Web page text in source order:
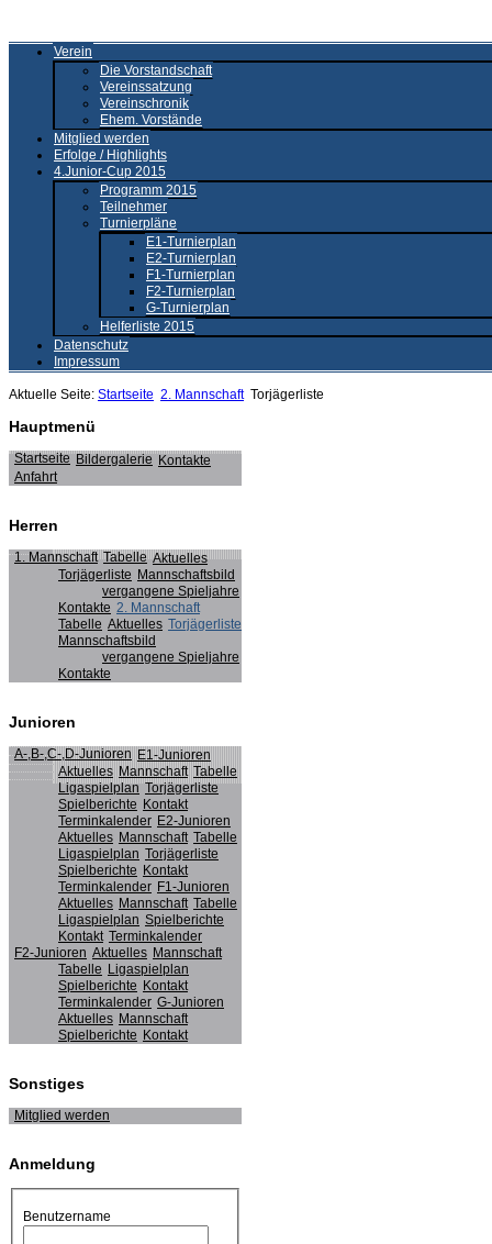
Verein
Die Vorstandschaft
Vereinssatzung
Vereinschronik
Ehem. Vorstände
Mitglied werden
Erfolge / Highlights
4.Junior-Cup 2015
Programm 2015
Teilnehmer
Turnierpläne
E1-Turnierplan
E2-Turnierplan
F1-Turnierplan
F2-Turnierplan
G-Turnierplan
Helferliste 2015
Datenschutz
Impressum
Aktuelle Seite: Startseite 2. Mannschaft Torjägerliste
Hauptmenü
Startseite Bildergalerie Kontakte
Anfahrt
Herren
1. Mannschaft Tabelle Aktuelles
Torjägerliste Mannschaftsbild
vergangene Spieljahre
Kontakte 2. Mannschaft
Tabelle Aktuelles Torjägerliste
Mannschaftsbild
vergangene Spieljahre
Kontakte
Junioren
A-,B-,C-,D-Junioren E1-Junioren
Aktuelles Mannschaft Tabelle
Ligaspielplan Torjägerliste
Spielberichte Kontakt
Terminkalender E2-Junioren
Aktuelles Mannschaft Tabelle
Ligaspielplan Torjägerliste
Spielberichte Kontakt
Terminkalender F1-Junioren
Aktuelles Mannschaft Tabelle
Ligaspielplan Spielberichte
Kontakt Terminkalender
F2-Junioren Aktuelles Mannschaft
Tabelle Ligaspielplan
Spielberichte Kontakt
Terminkalender G-Junioren
Aktuelles Mannschaft
Spielberichte Kontakt
Sonstiges
Mitglied werden
Anmeldung
Benutzername